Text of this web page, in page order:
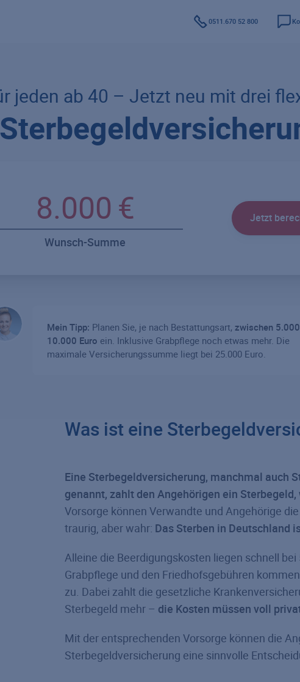
0511.670 52 800
jeden ab 40 – Jetzt neu mit drei
Wunsch-Summe
Jetzt
Mein Tipp: Planen Sie, je nach Bestattungsart, zwischen
10.000 Euro ein. Inklusive Grabpflege noch etwas mehr. Die
maximale Versicherungssumme liegt bei 25.000 Euro.
Was ist eine
Eine Sterbegeldversicherung, manchmal auch
genannt, zahlt den Angehörigen ein
Vorsorge können Verwandte und Angehörige
traurig, aber wahr: Das Sterben in Deutschland
Alleine die Beerdigungskosten liegen schnell
Grabpflege und den Friedhofsgebühren
zu. Dabei zahlt die gesetzliche
Sterbegeld mehr – die Kosten müssen voll
Mit der entsprechenden Vorsorge können die
Sterbegeldversicherung eine sinnvolle